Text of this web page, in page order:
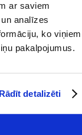
ar saviem
analīzes
ko viņiem
pakalpojumus.
Rādīt detalizēti
virsmas.
no kakla
(aptuveni